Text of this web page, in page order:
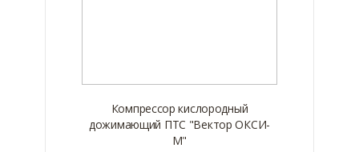
Компрессор кислородный
дожимающий ПТС "Вектор ОКСИ-
М"